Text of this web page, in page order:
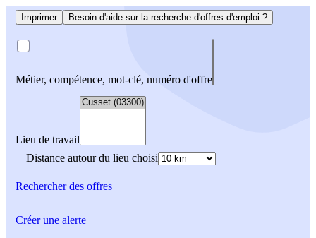
Imprimer Besoin d'aide sur la recherche d'offres d'emploi ?
Métier, compétence, mot-clé, numéro d'offre
Lieu de travail
Distance autour du lieu choisi
Rechercherdes offres
Créer une alerte